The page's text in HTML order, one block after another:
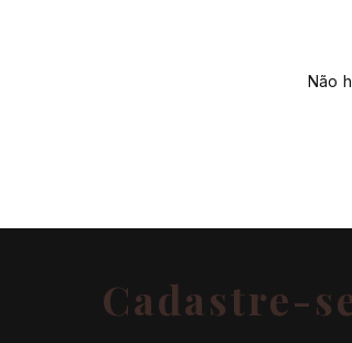
Não
Cadastre-